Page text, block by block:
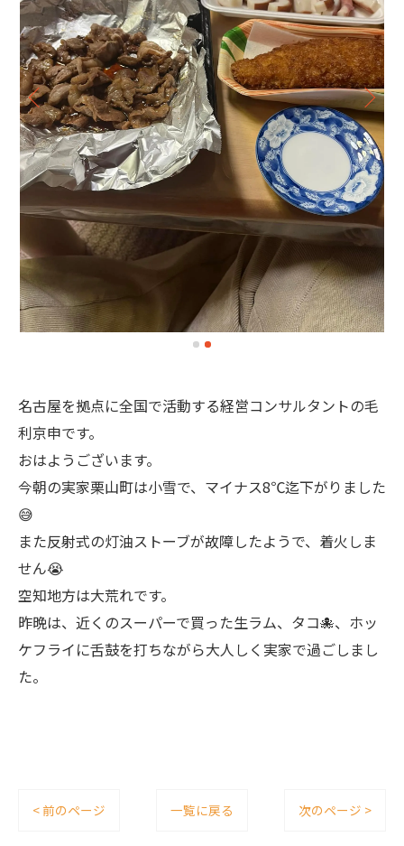
名古屋を拠点に全国で活動する経営コンサルタントの毛
利京申です。
おはようございます。
今朝の実家栗山町は小雪で、マイナス8℃迄下がりました
😅
また反射式の灯油ストーブが故障したようで、着火しま
せん😭
空知地方は大荒れです。
昨晩は、近くのスーパーで買った生ラム、タコ🐙、ホッ
ケフライに舌鼓を打ちながら大人しく実家で過ごしまし
た。
< 前のページ 一覧に戻る 次のページ >